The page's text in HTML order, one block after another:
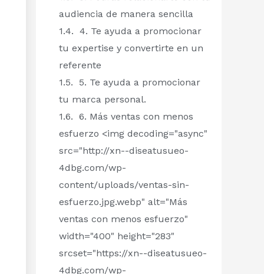
audiencia de manera sencilla
4. Te ayuda a promocionar
tu expertise y convertirte en un
referente
5. Te ayuda a promocionar
tu marca personal.
6. Más ventas con menos
esfuerzo <img decoding="async"
src="http://xn--diseatusueo-
4dbg.com/wp-
content/uploads/ventas-sin-
esfuerzo.jpg.webp" alt="Más
ventas con menos esfuerzo"
width="400" height="283"
srcset="https://xn--diseatusueo-
4dbg.com/wp-